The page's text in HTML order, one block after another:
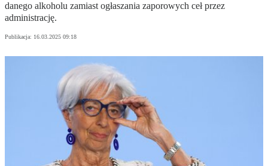
danego alkoholu zamiast ogłaszania zaporowych ceł przez
administrację.
Publikacja: 16.03.2025 09:18